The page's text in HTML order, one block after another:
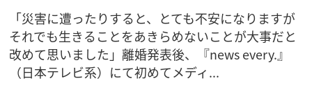
「災害に遭ったりすると、とても不安になりますが
それでも生きることをあきらめないことが大事だと
改めて思いました」離婚発表後、『news every.』
（日本テレビ系）にて初めてメディ...